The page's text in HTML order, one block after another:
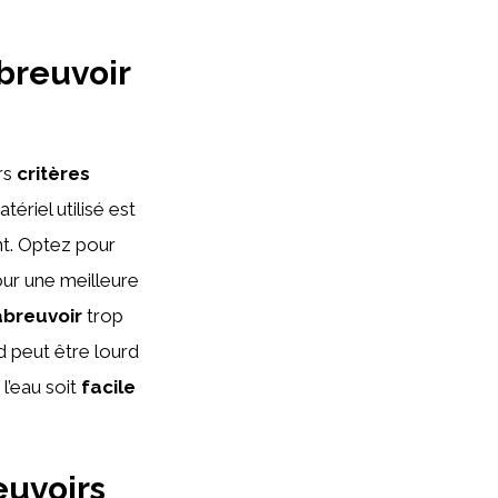
critères
utilisé est
Optez pour
une meilleure
trop
peut être lourd
soit facile